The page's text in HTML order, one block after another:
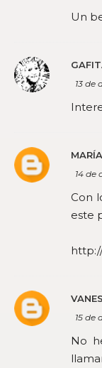
Un
13 de
MARÍA
14 de
Con
este
15 de
No